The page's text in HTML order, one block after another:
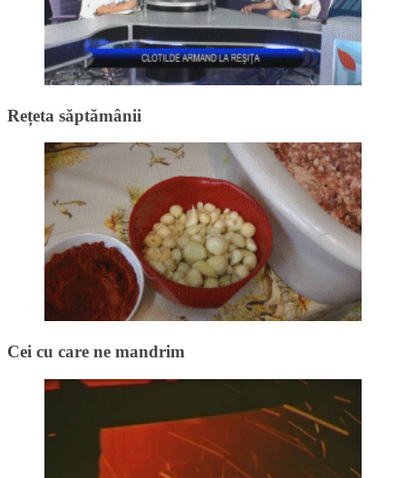
Rețeta săptămânii
Cei cu care ne mandrim